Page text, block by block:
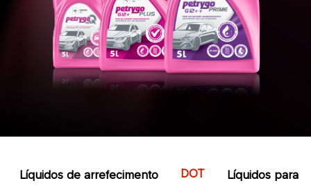
Líquidos de arrefecimento DOT Líquidos para